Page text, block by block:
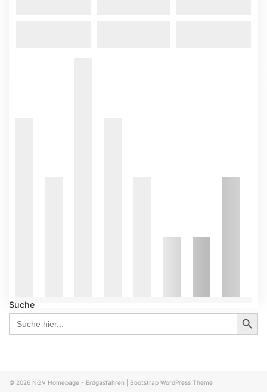
Suche
Search
for:
Search Button
© 2026 NGV Homepage - Erdgasfahren Bootstrap WordPress Theme